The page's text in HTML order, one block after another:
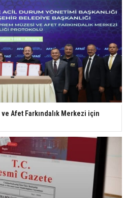
okullar tatil mi?
gerçekleşiyor... Dondurulmuş
hayata döndürecek keşif
Mahmut Tuncer estetik operasyon
Son hali gündem oldu
229,7 milyar lira seyahat harcaması
Afet Farkındalık Merkezi için